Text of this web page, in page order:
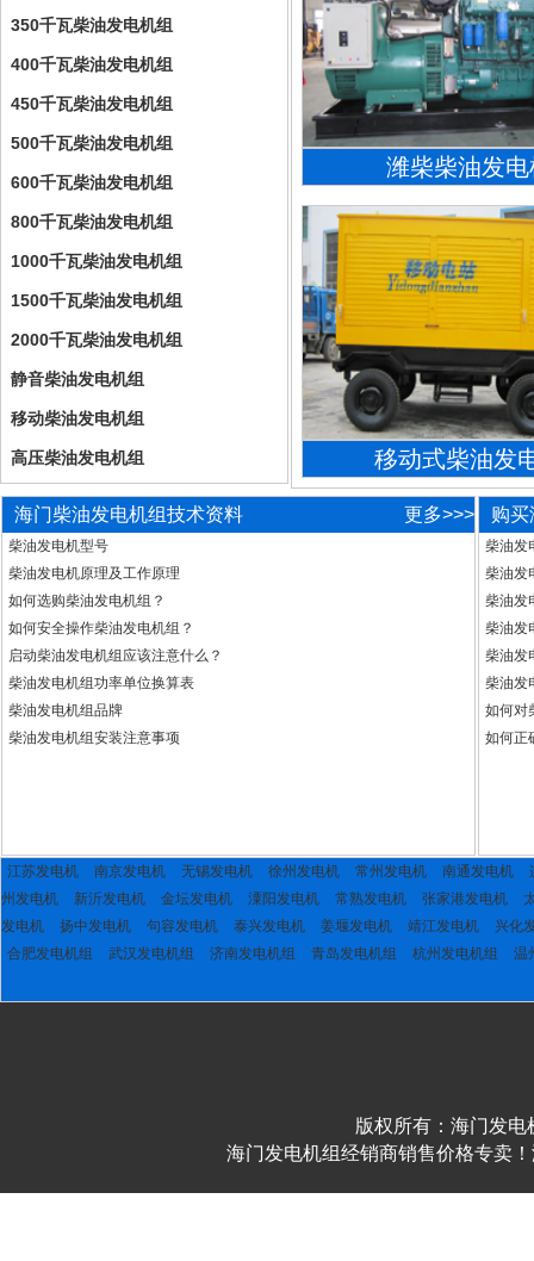
350千瓦柴油发电机组
400千瓦柴油发电机组
450千瓦柴油发电机组
500千瓦柴油发电机组
600千瓦柴油发电机组
800千瓦柴油发电机组
1000千瓦柴油发电机组
1500千瓦柴油发电机组
2000千瓦柴油发电机组
静音柴油发电机组
移动柴油发电机组
高压柴油发电机组
潍柴柴油发
移动式柴油发
海门柴油发电机组技术资料 更多>>>
柴油发电机型号
柴油发电机原理及工作原理
如何选购柴油发电机组？
如何安全操作柴油发电机组？
启动柴油发电机组应该注意什么？
柴油发电机组功率单位换算表
柴油发电机组品牌
柴油发电机组安装注意事项
购
柴油发
柴油发
柴油发
柴油发
柴油发
柴油发
如何对
如何正
江苏发电机 南京发电机 无锡发电机 徐州发电机 常州发电机 南通发电机
州发电机
新沂发电机 金坛发电机 潥阳发电机 常熟发电机 张家港发电机
发电机
扬中发电机 句容发电机 泰兴发电机 姜堰发电机 靖江发电机
兴化
合肥发电机组
武汉发电机组 济南发电机组 青岛发电机组 杭州发电机组 温
版权所有：海门发
海门发电机组经销商销售价格专卖